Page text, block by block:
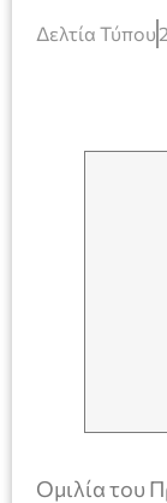
Δελτία Τύπου
Ομιλία του